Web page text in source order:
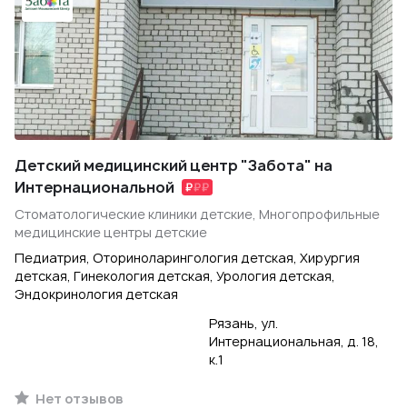
Детский медицинский центр "Забота" на
Интернациональной
Стоматологические клиники детские, Многопрофильные
медицинские центры детские
Педиатрия, Оториноларингология детская, Хирургия
детская, Гинекология детская, Урология детская,
Эндокринология детская
Рязань, ул.
Интернациональная, д. 18,
к.1
Нет отзывов